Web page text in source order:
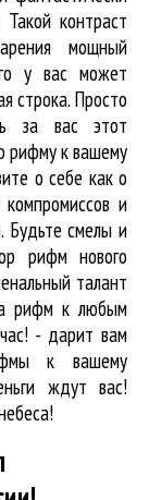
контраст
мощный
у вас может
строка. Просто
за вас этот
рифму к вашему
о себе как о
и
Будьте смелы и
рифм нового
талант
рифмк любым
- дарит вам
к вашему
ждут вас!